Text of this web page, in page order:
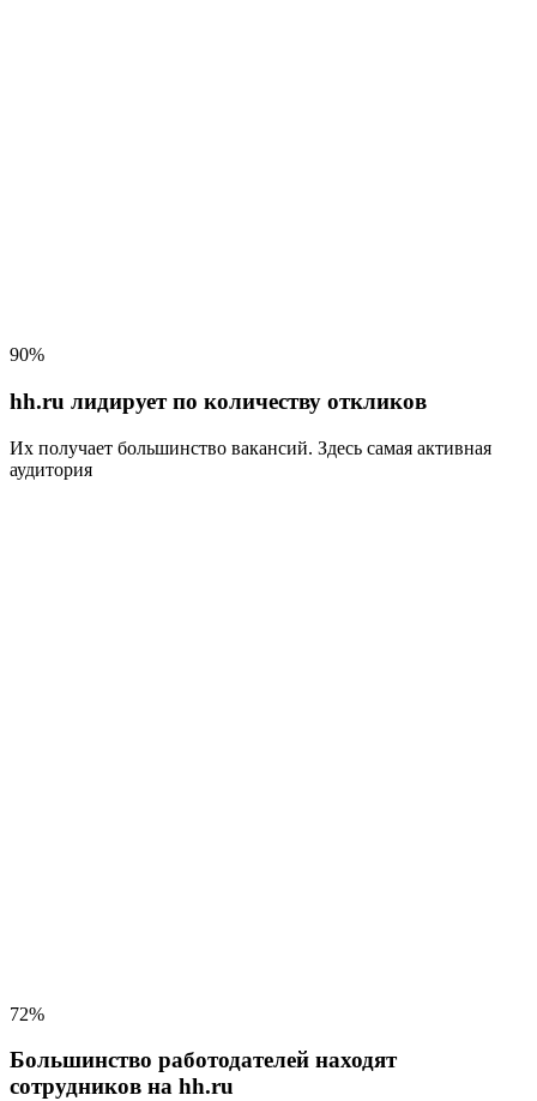
90%
hh.ru лидирует по количеству откликов
Их получает большинство вакансий. Здесь самая активная
аудитория
72%
Большинство работодателей находят
сотрудников на hh.ru